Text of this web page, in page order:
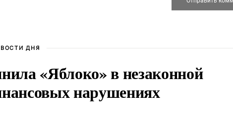
ДНЯ
«Яблоко» в незаконной
нарушениях